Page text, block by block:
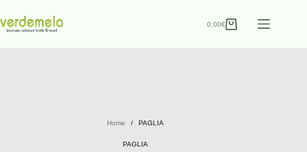
0,00€
Home / PAGLIA
PAGLIA